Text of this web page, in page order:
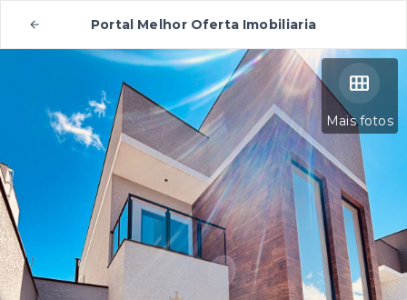
Portal Melhor Oferta Imobiliaria
Mais fotos